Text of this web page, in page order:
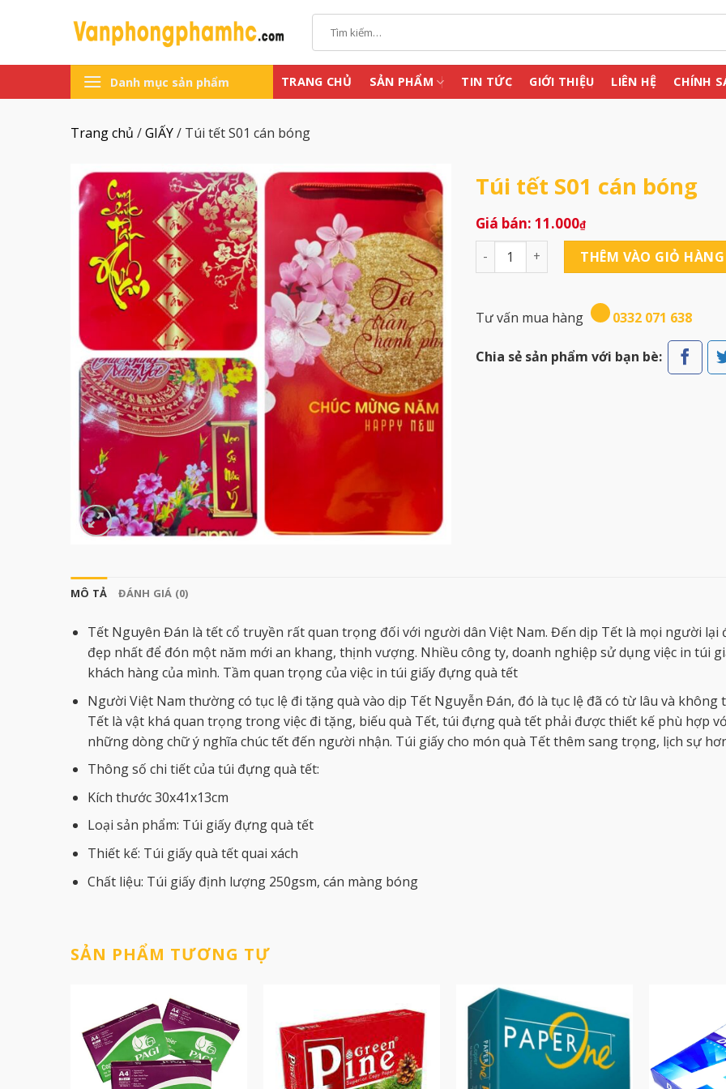
dung
kiếm:
Danh mục sản phẩm TRANG CHỦ SẢN PHẨM TIN TỨC GIỚI THIỆU LIÊN HỆ CHÍNH
Trang chủ /GIẤY/ Túi tết S01 cán bóng
Túi tết S01 cán bóng
11.000₫
Túi tết S01 cán bóng số lượngTHÊM VÀO GIỎ HÀNG
Tư vấn mua hàng 0332 071 638
Chia sẻ sản phẩm với bạn bè:
MÔ TẢ ĐÁNH GIÁ (0)
Tết Nguyên Đán là tết cổ truyền rất quan trọng đối với người dân Việt Nam. Đến dịp Tết là mọi người
đẹp nhất để đón một năm mới an khang, thịnh vượng. Nhiều công ty, doanh nghiệp sử dụng việc in túi
khách hàng của mình. Tầm quan trọng của việc in túi giấy đựng quà tết
Người Việt Nam thường có tục lệ đi tặng quà vào dịp Tết Nguyễn Đán, đó là tục lệ đã có từ lâu và
Tết là vật khá quan trọng trong việc đi tặng, biếu quà Tết, túi đựng quà tết phải được thiết kế phù hợp
những dòng chữ ý nghĩa chúc tết đến người nhận. Túi giấy cho món quà Tết thêm sang trọng, lịch sự
Thông số chi tiết của túi đựng quà tết:
Kích thước 30x41x13cm
Loại sản phẩm: Túi giấy đựng quà tết
Thiết kế: Túi giấy quà tết quai xách
Chất liệu: Túi giấy định lượng 250gsm, cán màng bóng
SẢN PHẨM TƯƠNG TỰ